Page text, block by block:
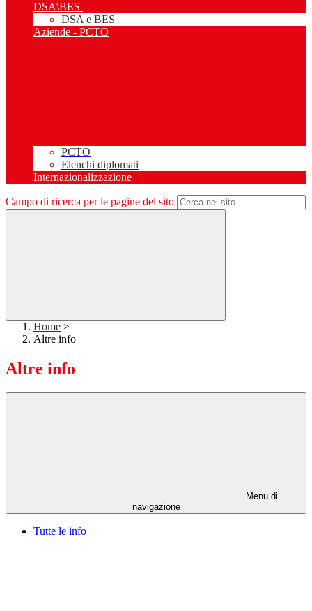
DSA\BES
DSA e BES
Aziende - PCTO
PCTO
Elenchi diplomati
Internazionalizzazione
Campo di ricerca per le pagine del sito
Home >
Altre info
Altre info
Menu di
navigazione
Tutte le info